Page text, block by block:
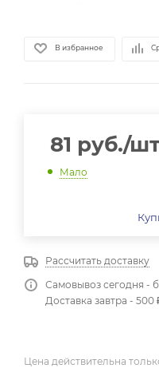
В избранное
81 руб./
Мало
Рассчитать доставку
Самовывоз сегодня -
Доставка завтра - 500
Цена действительна